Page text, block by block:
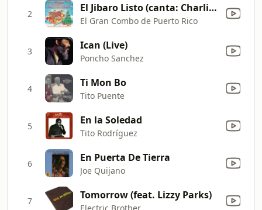
2 El Jibaro Listo (canta: Charlie Aponte)
El Gran Combo de Puerto Rico
3 Ican (Live)
Poncho Sanchez
4 Ti Mon Bo
Tito Puente
5 En la Soledad
Tito Rodríguez
6 En Puerta De Tierra
Joe Quijano
7 Tomorrow (feat. Lizzy Parks)
Electric Brother